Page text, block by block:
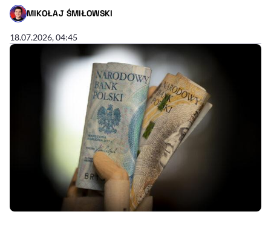
MIKOŁAJ ŚMIŁOWSKI
- AUTOR ARTYKUŁU - PROFIL
18.07.2026, 04:45